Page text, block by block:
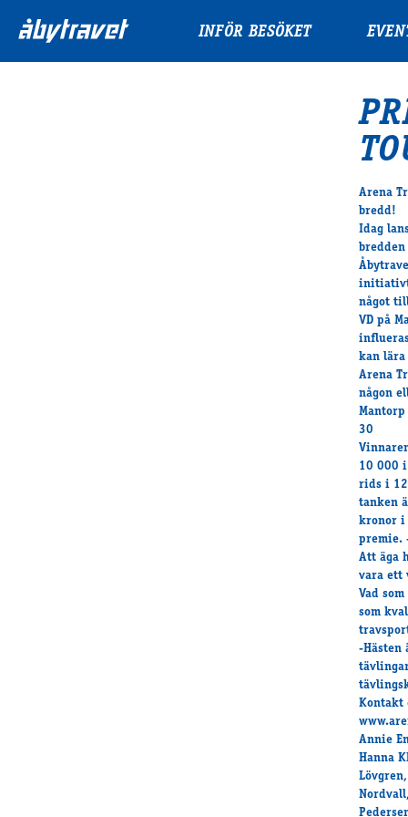
INFÖR BESÖKET
Arena
bredd!
Idag
något
VD på
kan lära
Arena
någon
Mantorp
30
10 000
rids i
tanken
kronor i
premie.
Att äga
vara ett
Vad
som
-Hästen
Kontakt
Annie
Hanna